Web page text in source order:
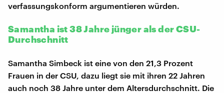
verfassungskonform argumentieren würden.
Samantha ist 38 Jahre jünger als der CSU-
Durchschnitt
Samantha Simbeck ist eine von den 21,3 Prozent
Frauen in der CSU, dazu liegt sie mit ihren 22 Jahren
auch noch 38 Jahre unter dem Altersdurchschnitt. Die